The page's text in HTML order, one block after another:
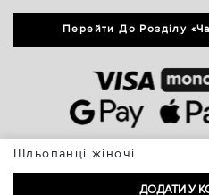
Шльопанці жіночі
ДОДАТИ У
Перейти До Розділу